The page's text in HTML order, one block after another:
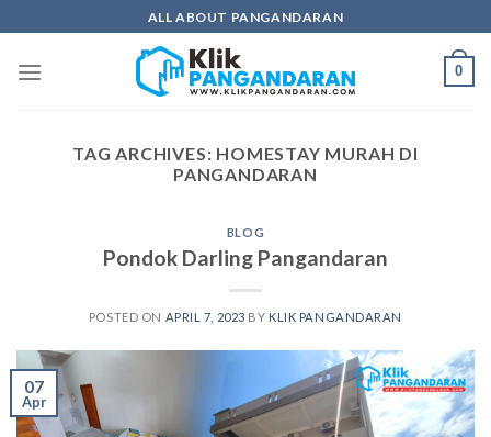
to
content
ALL ABOUT PANGANDARAN
0
TAG ARCHIVES: HOMESTAY MURAH DI
PANGANDARAN
BLOG
Pondok Darling Pangandaran
POSTED ON APRIL 7, 2023 BY KLIK PANGANDARAN
07
Apr